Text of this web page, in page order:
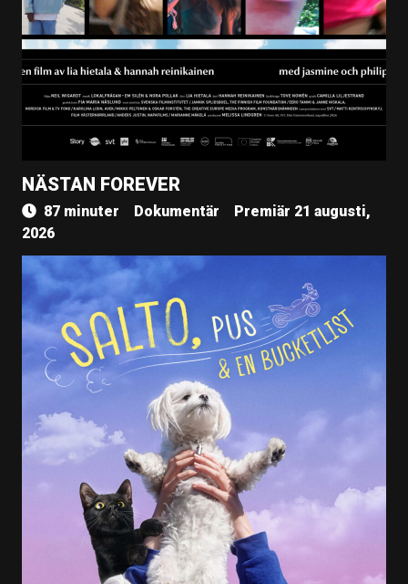
NÄSTAN FOREVER
87 minuter Dokumentär
Premiär 21 augusti,
2026